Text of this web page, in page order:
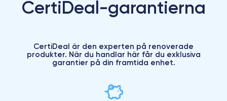
CertiDeal-garantierna
CertiDeal är den experten på renoverade
produkter. När du handlar här får du exklusiva
garantier på din framtida enhet.